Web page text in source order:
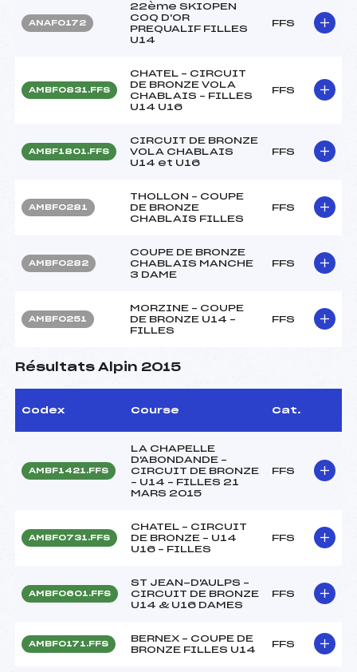
ANAF0172
22ème SKIOPEN
COQ D'OR
PREQUALIF FILLES
U14
FFS
AMBF0831.FFS
CHATEL – CIRCUIT
DE BRONZE VOLA
CHABLAIS – FILLES
U14 U16
FFS
AMBF1801.FFS
CIRCUIT DE BRONZE
VOLA CHABLAIS
U14 et U16
FFS
AMBF0281
THOLLON – COUPE
DE BRONZE
CHABLAIS FILLES
FFS
AMBF0282
COUPE DE BRONZE
CHABLAIS MANCHE
3 DAME
FFS
AMBF0251
MORZINE – COUPE
DE BRONZE U14 –
FILLES
FFS
Résultats Alpin 2015
Codex Course Cat.
AMBF1421.FFS
LA CHAPELLE
D'ABONDANDE –
CIRCUIT DE BRONZE
– U14 – FILLES 21
MARS 2015
FFS
AMBF0731.FFS
CHATEL – CIRCUIT
DE BRONZE – U14
U16 – FILLES
FFS
AMBF0601.FFS
ST JEAN-D'AULPS –
CIRCUIT DE BRONZE
U14 & U16 DAMES
FFS
AMBF0171.FFS
BERNEX – COUPE DE
BRONZE FILLES U14
FFS